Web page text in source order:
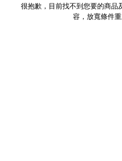
很抱歉，目前找不到您要的商品
容，放寬條件重